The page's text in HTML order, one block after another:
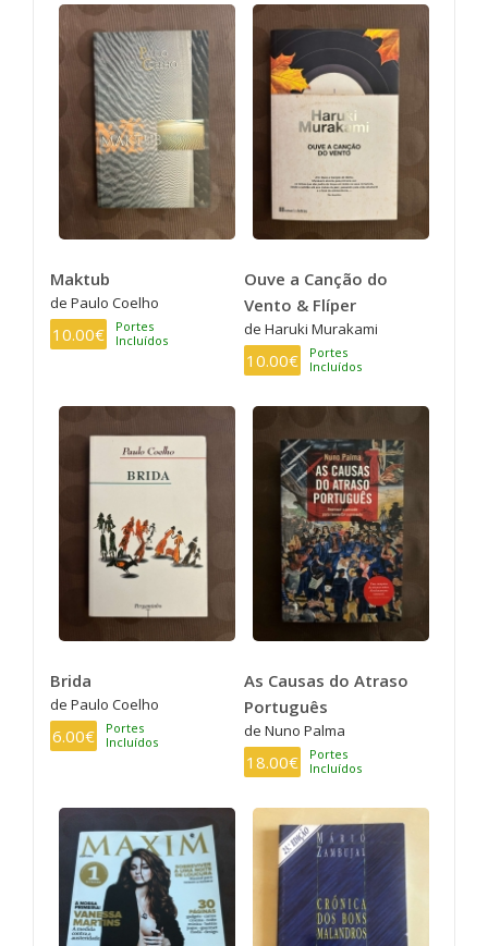
Maktub
de Paulo Coelho
10.00€
Portes
Incluídos
Ouve a Canção do
Vento & Flíper
de Haruki Murakami
10.00€
Portes
Incluídos
Brida
de Paulo Coelho
6.00€
Portes
Incluídos
As Causas do Atraso
Português
de Nuno Palma
18.00€
Portes
Incluídos